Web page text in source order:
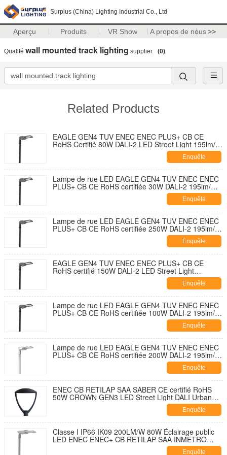
Surplus (China) Lighting Industrial Co., Ltd
Aperçu Produits VR Show A propos de nous>>
Qualité wall mounted track lighting supplier. (0)
Related Products
EAGLE GEN4 TUV ENEC ENEC PLUS+ CB CE
RoHS Certifié 80W DALI-2 LED Street Light 195lm/W
Avec 7 PIN NEMA Socket Shorting Cap et 10KV SPD
Enquête
maintenant
Lampe de rue LED EAGLE GEN4 TUV ENEC ENEC
PLUS+ CB CE RoHS certifiée 30W DALI-2 195lm/W
avec capuchon de fermeture de douille NEMA 7
broches et conception auto-nettoyante et ouverture
sans outil avec parasurtenseur 10KV
Enquête
maintenant
Lampe de rue LED EAGLE GEN4 TUV ENEC ENEC
PLUS+ CB CE RoHS certifiée 250W DALI-2 195lm/W
avec capuchon de fermeture de prise NEMA 7
broches et conception à ouverture sans outil et
autonettoyante avec parasurtenseur 10KV
Enquête
maintenant
EAGLE GEN4 TUV ENEC ENEC PLUS+ CB CE
RoHS certifié 150W DALI-2 LED Street Light
195lm/W Avec 7 PIN NEMA Socket Shorting Cap et
10KV SPD Développement sans outil et sans
ouverture et autodécouvrant
Enquête
maintenant
Lampe de rue LED EAGLE GEN4 TUV ENEC ENEC
PLUS+ CB CE RoHS certifiée 100W DALI-2 195lm/W
avec capuchon de fermeture de douille NEMA 7
broches et parasurtenseur 10KV Conception à
ouverture sans outil et autonettoyante
Enquête
maintenant
Lampe de rue LED EAGLE GEN4 TUV ENEC ENEC
PLUS+ CB CE RoHS certifiée 200W DALI-2 195lm/W
avec capuchon de fermeture de douille NEMA 7
broches et parasurtenseur 10KV Conception à
ouverture sans outil et autonettoyante
Enquête
maintenant
ENEC CB RETILAP SAA SABER CE certifié RoHS
50W CROWN GEN3 LED Street Light DALI Urban
Street Light Garden Light INMETRO IP66 Design
Enquête
maintenant
Classe I IP66 IK09 200LM/W 80W Éclairage public
LED ENEC ENEC+ CB RETILAP SAA INMETRO
Certifié Zhaga-D4i Garantie 10 ans Conception
Enquête